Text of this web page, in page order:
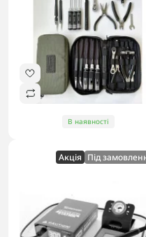
В наявності
Акцiя Під